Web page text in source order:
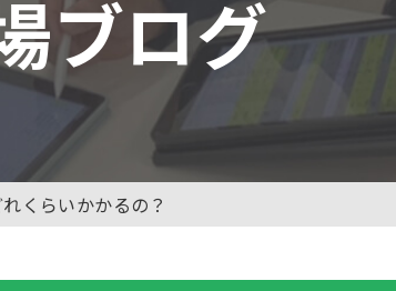
ブログ
くらいかかるの？